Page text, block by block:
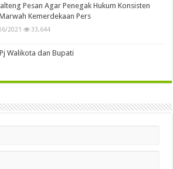
Pesan Agar Penegak Hukum Konsisten
Kemerdekaan Pers
2021 33,644
Walikota dan Bupati